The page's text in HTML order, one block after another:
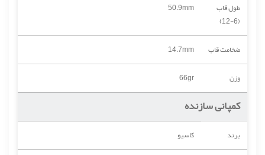
طول قاب
(6-12)
50.9mm
ضخامت قاب
14.7mm
وزن
66gr
کمپانی سازنده
برند
کاسیو